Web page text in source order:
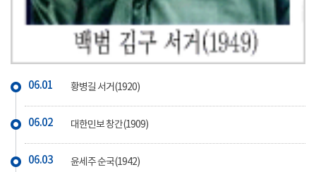
06.01 황병길 서거(1920)
06.02 대한민보 창간(1909)
06.03 윤세주 순국(1942)